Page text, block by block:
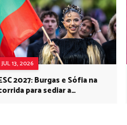
JUL 13, 2026
2027: Burgas e Sófia na
para sediar a